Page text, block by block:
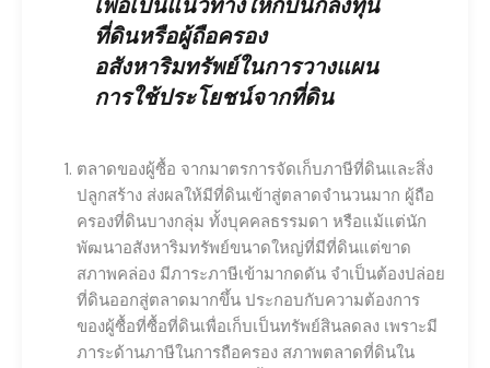
ที่ดินหรือผู้ถือครอง
อสังหาริมทรัพย์ในการวางแผน
การใช้ประโยชน์จากที่ดิน
ตลาดของผู้ซื้อ จากมาตรการจัดเก็บภาษีที่ดินและสิ่ง
ปลูกสร้าง ส่งผลให้มีที่ดินเข้าสู่ตลาดจำนวนมาก ผู้ถือ
ครองที่ดินบางกลุ่ม ทั้งบุคคลธรรมดา หรือแม้แต่นัก
พัฒนาอสังหาริมทรัพย์ขนาดใหญ่ที่มีที่ดินแต่ขาด
สภาพคล่อง มีภาระภาษีเข้ามากดดัน จำเป็นต้องปล่อย
ที่ดินออกสู่ตลาดมากขึ้น ประกอบกับความต้องการ
ของผู้ซื้อที่ซื้อที่ดินเพื่อเก็บเป็นทรัพย์สินลดลง เพราะมี
ภาระด้านภาษีในการถือครอง สภาพตลาดที่ดินใน